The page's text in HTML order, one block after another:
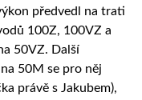
předvedl na trati
100Z, 100VZ a
50VZ. Další
50M se pro něj
právě s Jakubem),